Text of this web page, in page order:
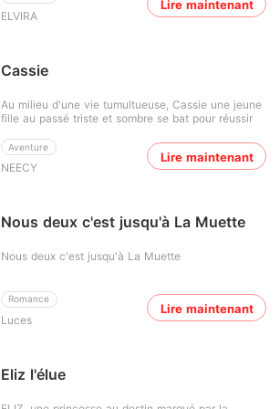
ELVIRA
Lire maintenant
Cassie
Aventure
NEECY
Au milieu d'une vie tumultueuse, Cassie une jeune
fille au passé triste et sombre se bat pour réussir
Lire maintenant
Nous deux c'est jusqu'à La Muette
Romance
Luces
Nous deux c'est jusqu'à La Muette
Lire maintenant
Eliz l'élue